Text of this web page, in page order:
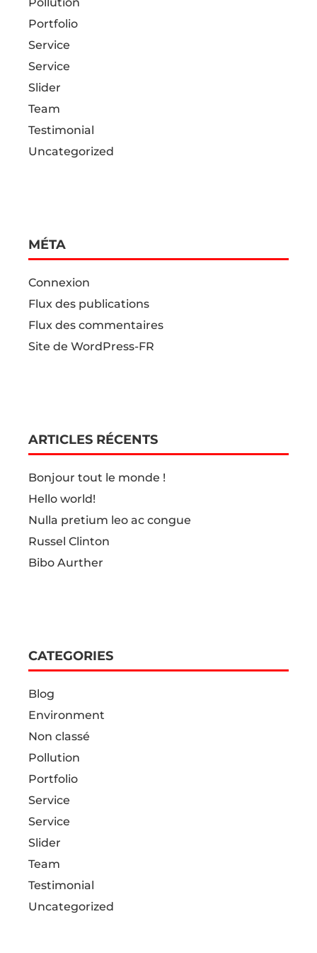
Portfolio
Service
Service
Slider
Team
Testimonial
Uncategorized
MÉTA
Connexion
Flux des publications
Flux des commentaires
Site de WordPress-FR
ARTICLES RÉCENTS
Bonjour tout le monde !
Hello world!
Nulla pretium leo ac congue
Russel Clinton
Bibo Aurther
CATEGORIES
Blog
Environment
Non classé
Pollution
Portfolio
Service
Service
Slider
Team
Testimonial
Uncategorized